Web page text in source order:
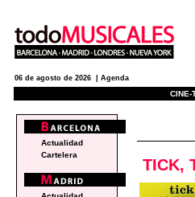
06 de agosto de 2026 | Agenda
CINE-
TICK,
Actualidad
Cartelera